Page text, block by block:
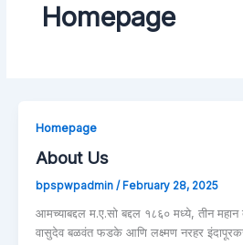
Homepage
Homepage
About Us
bpspwpadmin / February 28, 2025
आमच्याबद्दल म.ए.सो बद्दल १८६० मध्ये, तीन महान
वासुदेव बळवंत फडके आणि लक्ष्मण नरहर